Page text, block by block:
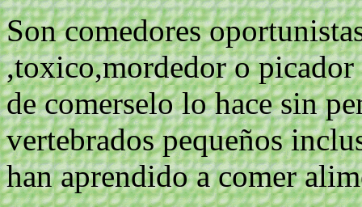
Son comedores
,toxico,mordedor o picador
de comerselo lo hace sin
vertebrados pequeños
han aprendido a comer